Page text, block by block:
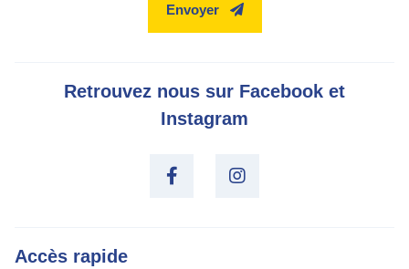
Envoyer
Retrouvez nous sur Facebook et
Instagram
Accès rapide